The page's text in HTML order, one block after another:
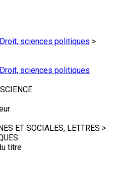
Droit, sciences politiques >
Droit, sciences politiques
ET SOCIALES, LETTRES >
titre